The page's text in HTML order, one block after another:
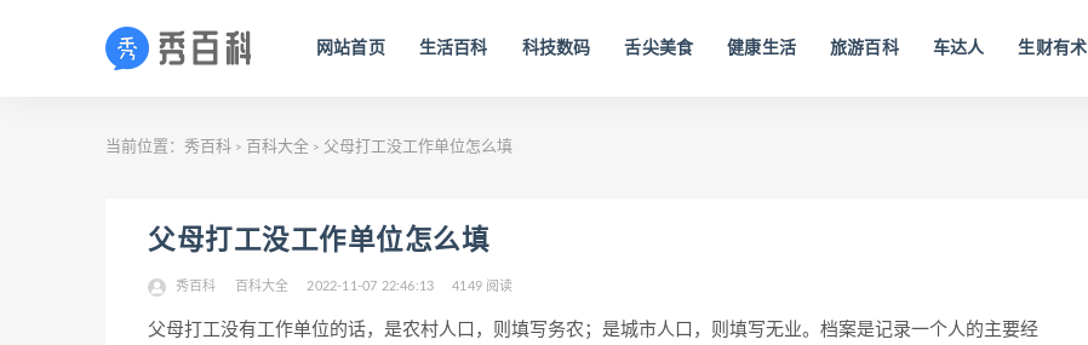
网站首页 生活百科 科技数码 舌尖美食 健康生活 旅游百科 车达人 生财有术
当前位置： 秀百科 > 百科大全 > 父母打工没工作单位怎么填
父母打工没工作单位怎么填
秀百科 百科大全 2022-11-07 22:46:13 4149 阅读
父母打工没有工作单位的话，是农村人口，则填写务农；是城市人口，则填写无业。档案是记录一个人的主要经